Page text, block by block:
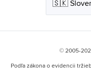
© 2005-
Podľa zákona o evidencii